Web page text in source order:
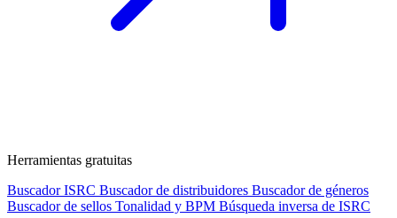
Herramientas gratuitas
Buscador ISRC Buscador de distribuidores Buscador de géneros
Buscador de sellos Tonalidad y BPM Búsqueda inversa de ISRC